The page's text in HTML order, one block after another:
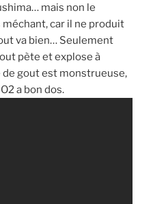
mais non le
méchant, car il ne produit
va bien… Seulement
pète et explose à
de gout est monstrueuse,
a bon dos.